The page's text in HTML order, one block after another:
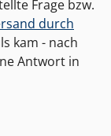
Frage bzw.
durch
kam - nach
Antwort in